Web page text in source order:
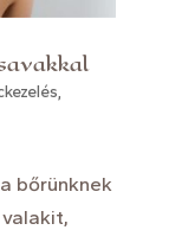
,
bőrünknek